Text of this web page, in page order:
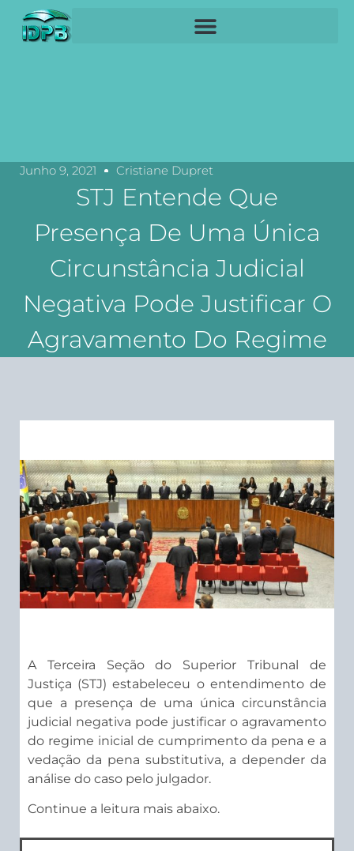
Junho 9, 2021 Cristiane Dupret
STJ Entende Que
Presença De Uma Única
Circunstância Judicial
Negativa Pode Justificar O
Agravamento Do Regime
​A Terceira Seção do Superior Tribunal de
Justiça (STJ) estabeleceu o entendimento de
que a presença de uma única circunstância
judicial negativa pode justificar o agravamento
do regime inicial de cumprimento da pena e a
vedação da pena substitutiva, a depender da
análise do caso pelo julgador.
Continue a leitura mais abaixo.